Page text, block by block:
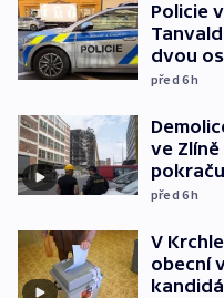
Policie
dvou
před 6h
ve
před 6h
V
obecní